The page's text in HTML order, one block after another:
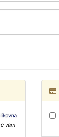
vám